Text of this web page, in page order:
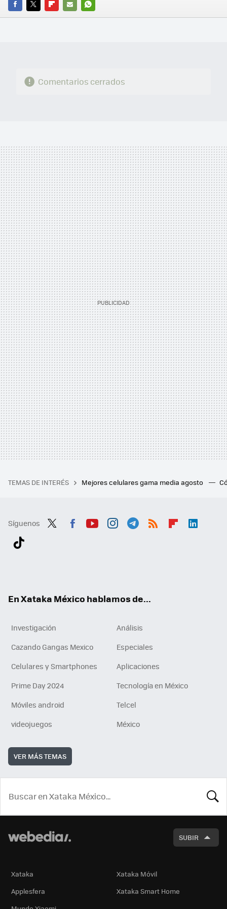
FACEBOOK
TWITTERFLIPBOARD
E-
WHATSAPP
Comentarios cerrados
TEMAS DE INTERÉS Mejores celulares gama media agosto
Síguenos
En Xataka México hablamos de...
Investigación
Análisis
Cazando Gangas Mexico
Especiales
Celulares y Smartphones
Aplicaciones
Prime Day 2024
Tecnología en México
Móviles android
Telcel
videojuegos
México
VER MÁS TEMAS
SUBIR
Xataka
Xataka Móvil
Applesfera
Xataka Smart Home